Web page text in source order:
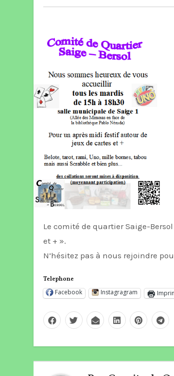
Le comité de quartier Saige-Bersol organise tous les mardis de 15h à 18h30 une après-midi « jeux de cartes
et + ».
N’hésitez pas à nous rejoindre
Telephone
Facebook Instagragram